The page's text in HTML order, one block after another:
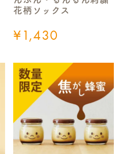
花柄ソックス
¥1,430